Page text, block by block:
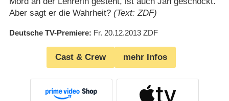
Aber sagt er die Wahrheit? (Text: ZDF)
Deutsche TV-Premiere Fr. 20.12.2013 ZDF
Cast & Crew mehr Infos